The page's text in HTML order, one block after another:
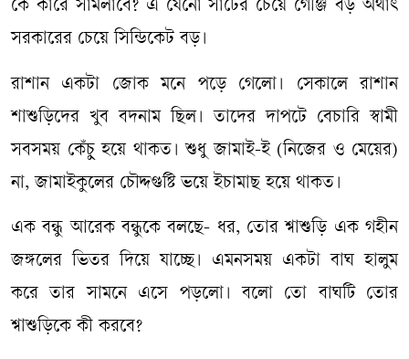
কে কারে সামলাবে? এ যেনো সার্টের চেয়ে গেঞ্জি বড় অর্থাৎ
সরকারের চেয়ে সিন্ডিকেট বড়।
রাশান একটা জোক মনে পড়ে গেলো। সেকালে রাশান
শাশুড়িদের খুব বদনাম ছিল। তাদের দাপটে বেচারি স্বামী
সবসময় কেঁচু হয়ে থাকত। শুধু জামাই-ই (নিজের ও মেয়ের)
না, জামাইকুলের চৌদ্দগুষ্টি ভয়ে ইচামাছ হয়ে থাকত।
এক বন্ধু আরেক বন্ধুকে বলছে- ধর, তোর শ্বাশুড়ি এক গহীন
জঙ্গলের ভিতর দিয়ে যাচ্ছে। এমনসময় একটা বাঘ হালুম
করে তার সামনে এসে পড়লো। বলো তো বাঘটি তোর
শ্বাশুড়িকে কী করবে?